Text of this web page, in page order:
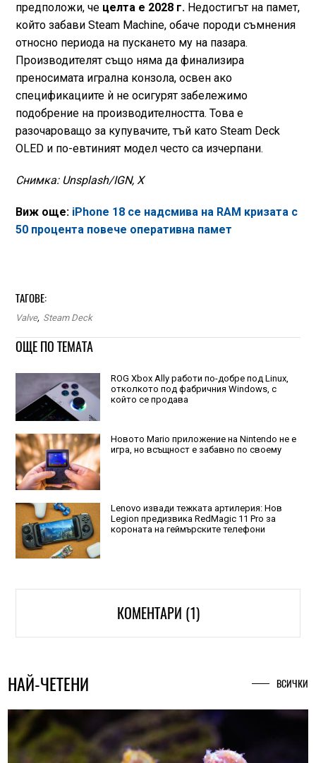
предположи, че целта е 2028 г.Недостигът на памет,
който забави Steam Machine, обаче породи съмнения
относно периода на пускането му на пазара.
Производителят също няма да финализира
преносимата игрална конзола, освен ако
спецификациите ѝ не осигурят забележимо
подобрение на производителността. Това е
разочароващо за купувачите, тъй като Steam Deck
OLED и по-евтиният модел често са изчерпани.
Снимка: Unsplash/IGN, X
Виж още: iPhone 18 се надсмива на RAM кризата с
50 процента повече оперативна памет
ТАГОВЕ:
Valve, Steam Deck
ОЩЕ ПО ТЕМАТА
ROG Xbox Ally работи по-добре под Linux,
отколкото под фабричния Windows, с
който се продава
Новото Mario приложение на Nintendo не е
игра, но всъщност е забавно по своему
Lenovo извади тежката артилерия: Нов
Legion предизвика RedMagic 11 Pro за
короната на геймърските телефони
КОМЕНТАРИ (1)
НАЙ-ЧЕТЕНИ ВСИЧКИ